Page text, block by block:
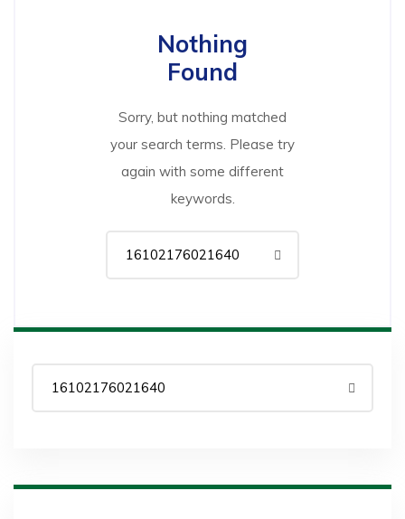
Nothing
Found
Sorry, but nothing matched
your search terms. Please try
again with some different
keywords.